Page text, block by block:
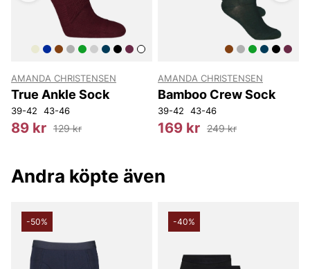
AMANDA CHRISTENSEN
True Ankle Sock
39-42 43-46
89 kr 129 kr
AMANDA CHRISTENSEN
Bamboo Crew Sock
39-42 43-46
169 kr 249 kr
Andra köpte även
-50% -40%